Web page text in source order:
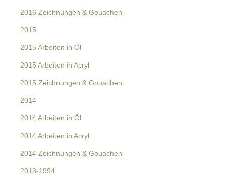
2016 Zeichnungen & Gouachen
2015
2015 Arbeiten in Öl
2015 Arbeiten in Acryl
2015 Zeichnungen & Gouachen
2014
2014 Arbeiten in Öl
2014 Arbeiten in Acryl
2014 Zeichnungen & Gouachen
2013-1994